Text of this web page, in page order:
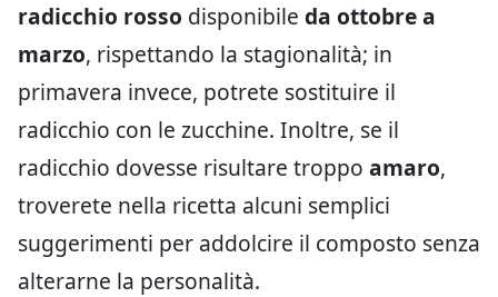
radicchio rosso disponibile da ottobre a
marzo, rispettando la stagionalità; in
primavera invece, potrete sostituire il
radicchio con le zucchine. Inoltre, se il
radicchio dovesse risultare troppo amaro,
troverete nella ricetta alcuni semplici
suggerimenti per addolcire il composto senza
alterarne la personalità.